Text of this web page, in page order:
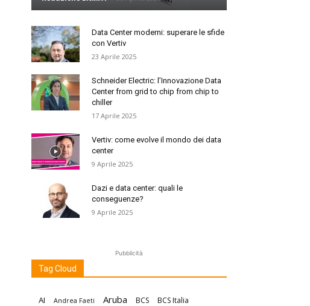
Data Center moderni: superare le sfide
con Vertiv
23 Aprile 2025
Schneider Electric: l’Innovazione Data
Center from grid to chip from chip to
chiller
17 Aprile 2025
Vertiv: come evolve il mondo dei data
center
9 Aprile 2025
Dazi e data center: quali le
conseguenze?
9 Aprile 2025
Pubblicità
Tag Cloud
AI Andrea Faeti Aruba BCS
BCS Italia